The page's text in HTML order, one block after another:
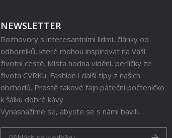
NEWSLETTER
Rozhovory s interesantními lidmi, články od
odborníků, které mohou inspirovat na Vaší
životní cestě. Místa hodna vidění, perličky ze
života CVRKu. Fashion i další tipy z našich
obchodů. Prostě takové fajn páteční počteníčko
k šálku dobré kávy.
Vynasnažíme se, abyste se s námi bavili.